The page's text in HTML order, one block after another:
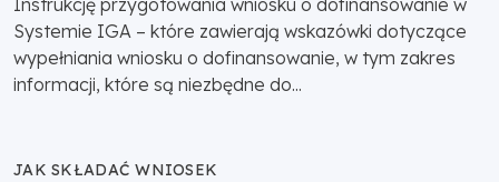
Instrukcję przygotowania wniosku o dofinansowanie w
Systemie IGA – które zawierają wskazówki dotyczące
wypełniania wniosku o dofinansowanie, w tym zakres
informacji, które są niezbędne do...
JAK SKŁADAĆ WNIOSEK